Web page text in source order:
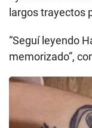
largos trayectos
“Seguí leyendo
memorizado”,